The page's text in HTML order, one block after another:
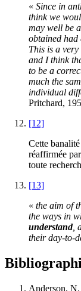
« Since in
think we
may well be
obtained had
This is a
and I think
to be a
much the
individual
Pritchard,
[12]
Cette
réaffirmée
toute
[13]
« the aim of
the ways in
understand,
their day-to-
Anderson,